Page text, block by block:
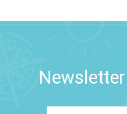
Newsletter